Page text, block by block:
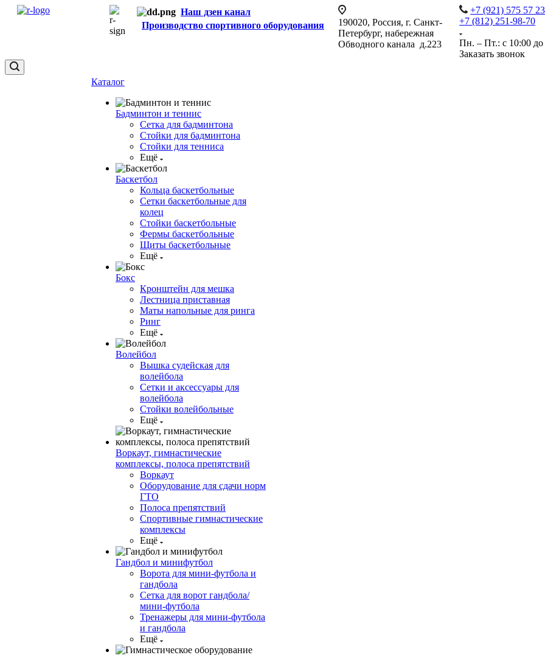
Наш дзен канал
Производство спортивного оборудования
190020, Россия, г. Санкт-
Петербург, набережная
Обводного канала д.223
+7 (921) 575 57 23
+7 (812) 251-98-70
Пн. – Пт.: с 10:00 до
Заказать звонок
Каталог
Бадминтон и теннис
Сетка для бадминтона
Стойки для бадминтона
Стойки для тенниса
Ещё
Баскетбол
Кольца баскетбольные
Сетки баскетбольные для
колец
Стойки баскетбольные
Фермы баскетбольные
Щиты баскетбольные
Ещё
Бокс
Кронштейн для мешка
Лестница приставная
Маты напольные для ринга
Ринг
Ещё
Волейбол
Вышка судейская для
волейбола
Сетки и аксессуары для
волейбола
Стойки волейбольные
Ещё
Воркаут, гимнастические
комплексы, полоса препятствий
Воркаут
Оборудование для сдачи норм
ГТО
Полоса препятствий
Спортивные гимнастические
комплексы
Ещё
Гандбол и минифутбол
Ворота для мини-футбола и
гандбола
Сетка для ворот гандбола/
мини-футбола
Тренажеры для мини-футбола
и гандбола
Ещё